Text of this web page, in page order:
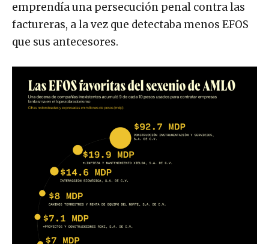
emprendía una persecución penal contra las
factureras, a la vez que detectaba menos EFOS
que sus antecesores.